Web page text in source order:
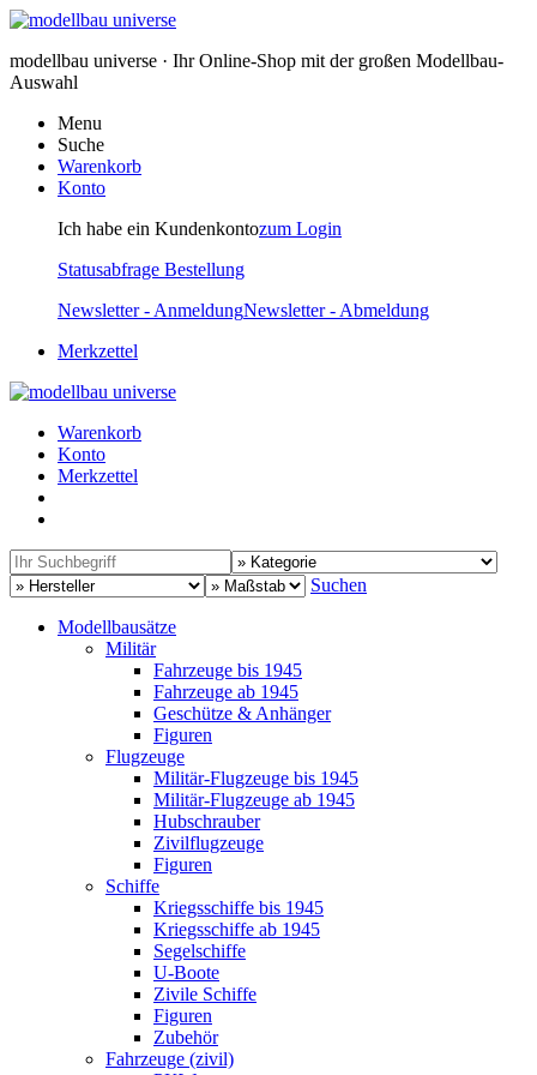
modellbau universe · Ihr Online-Shop mit der großen Modellbau-
Auswahl
Menu
Suche
Warenkorb
Konto
Ich habe ein Kundenkontozum Login
Statusabfrage Bestellung
Newsletter - AnmeldungNewsletter - Abmeldung
Merkzettel
Warenkorb
Konto
Merkzettel
Suchen
Modellbausätze
Militär
Fahrzeuge bis 1945
Fahrzeuge ab 1945
Geschütze & Anhänger
Figuren
Flugzeuge
Militär-Flugzeuge bis 1945
Militär-Flugzeuge ab 1945
Hubschrauber
Zivilflugzeuge
Figuren
Schiffe
Kriegsschiffe bis 1945
Kriegsschiffe ab 1945
Segelschiffe
U-Boote
Zivile Schiffe
Figuren
Zubehör
Fahrzeuge (zivil)